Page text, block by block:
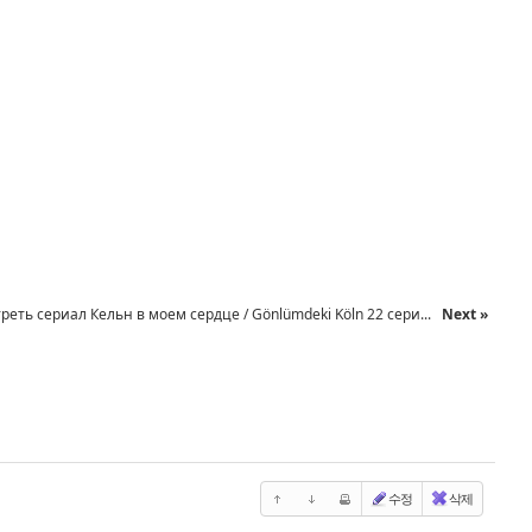
сериал Кельн в моем сердце / Gönlümdeki Köln 22 сери... Next »
수정 삭제